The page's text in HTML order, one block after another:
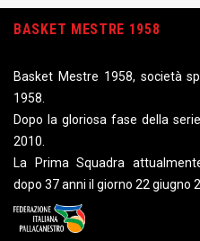
BASKET MESTRE 1958
Basket Mestre 1958, società
1958.
Dopo la gloriosa fase della
2010.
La Prima Squadra
dopo 37 anni il giorno 22 giugno